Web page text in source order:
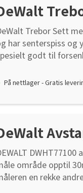
Trebor Sett
har senterspiss og
godt til
mm, 6 mm, 8 mm
På nettlager - Gratis
område opptil
en rekke